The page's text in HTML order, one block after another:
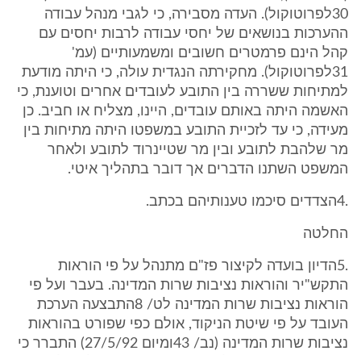
30לפרוטוקול). העדה מסבירה, כי לגבי מנהל עבודה
ההערכות בנושאים של יחסי עבודה לרבות יחסים עם
קהל הינם פרמטרים חשובים ומשמעותיים (עמ'
31לפרוטוקול). מחקירתה הנגדית עולה, כי היתה מודעת
למתיחות ששררה בין התובע לעובדים אחרים וטוענת, כי
האשמה היתה באותם עובדים, היינו, מצליח או חביב. כן
מעידה, כי עד לזכיית התובע במשפטו היתה מתיחות בין
מר שלהבת לתובע ובין מר שטיינרוד לתובע ולאחר
המשפט השתנו הדברים אך דובר בתהליך איטי.
.4הצדדים סיכמו טענותיהם בכתב.
החלטה
.5הדיון בועדה לקיצור פז"ם מתנהל על פי הוראות
התקש"יר והוראות נציבות שרות המדינה. בעבר ועל פי
הוראות נציבות שרות המדינה לט/ 8התבצעה הערכת
העובד על פי שיטת הניקוד, אולם כפי שפורט בהוראות
נציבות שרות המדינה (נב/ 43ומיום 27/5/92) התברר כי